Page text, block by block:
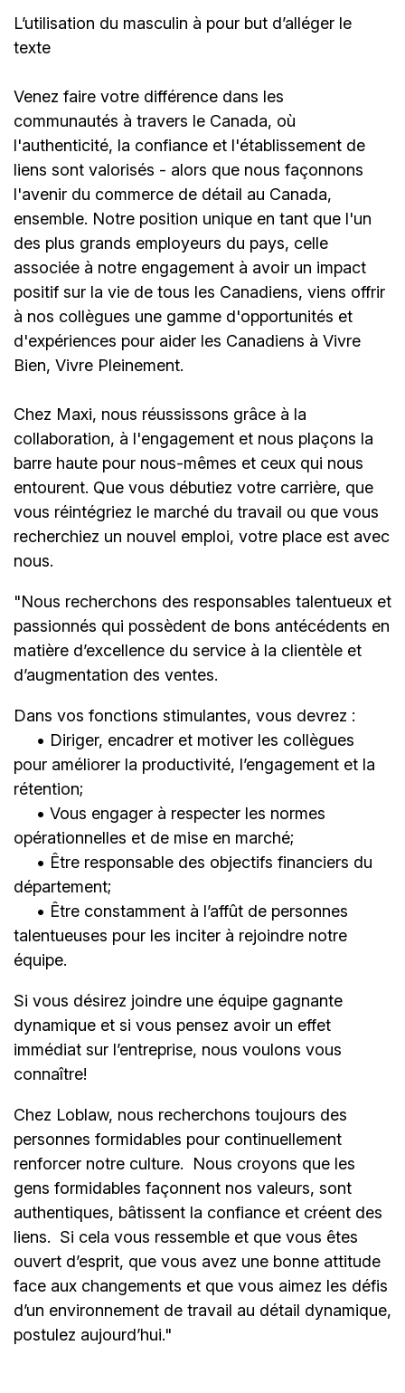
L’utilisation du masculin à pour but d’alléger le
texte
Venez faire votre différence dans les
communautés à travers le Canada, où
l'authenticité, la confiance et l'établissement de
liens sont valorisés - alors que nous façonnons
l'avenir du commerce de détail au Canada,
ensemble. Notre position unique en tant que l'un
des plus grands employeurs du pays, celle
associée à notre engagement à avoir un impact
positif sur la vie de tous les Canadiens, viens offrir
à nos collègues une gamme d'opportunités et
d'expériences pour aider les Canadiens à Vivre
Bien, Vivre Pleinement.
Chez Maxi, nous réussissons grâce à la
collaboration, à l'engagement et nous plaçons la
barre haute pour nous-mêmes et ceux qui nous
entourent. Que vous débutiez votre carrière, que
vous réintégriez le marché du travail ou que vous
recherchiez un nouvel emploi, votre place est avec
nous.
"Nous recherchons des responsables talentueux et
passionnés qui possèdent de bons antécédents en
matière d’excellence du service à la clientèle et
d’augmentation des ventes.
Dans vos fonctions stimulantes, vous devrez :
• Diriger, encadrer et motiver les collègues
pour améliorer la productivité, l’engagement et la
rétention;
• Vous engager à respecter les normes
opérationnelles et de mise en marché;
• Être responsable des objectifs financiers du
département;
• Être constamment à l’affût de personnes
talentueuses pour les inciter à rejoindre notre
équipe.
Si vous désirez joindre une équipe gagnante
dynamique et si vous pensez avoir un effet
immédiat sur l’entreprise, nous voulons vous
connaître!
Chez Loblaw, nous recherchons toujours des
personnes formidables pour continuellement
renforcer notre culture. Nous croyons que les
gens formidables façonnent nos valeurs, sont
authentiques, bâtissent la confiance et créent des
liens. Si cela vous ressemble et que vous êtes
ouvert d’esprit, que vous avez une bonne attitude
face aux changements et que vous aimez les défis
d’un environnement de travail au détail dynamique,
postulez aujourd’hui."